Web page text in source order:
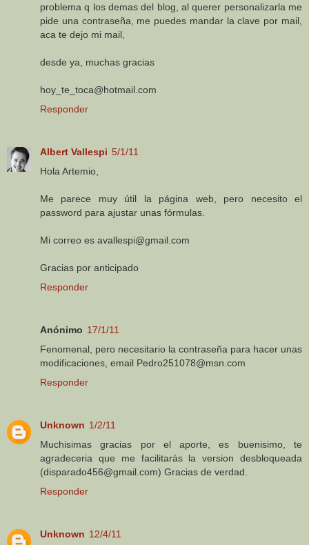
problema q los demas del blog, al querer personalizarla me
pide una contraseña, me puedes mandar la clave por mail,
aca te dejo mi mail,
desde ya, muchas gracias
hoy_te_toca@hotmail.com
Responder
Albert Vallespi 5/1/11
Hola Artemio,
Me parece muy útil la página web, pero necesito el
password para ajustar unas fórmulas.
Mi correo es avallespi@gmail.com
Gracias por anticipado
Responder
Anónimo 17/1/11
Fenomenal, pero necesitario la contraseña para hacer unas
modificaciones, email Pedro251078@msn.com
Responder
Unknown 1/2/11
Muchisimas gracias por el aporte, es buenisimo, te
agradeceria que me facilitarás la version desbloqueada
(disparado456@gmail.com) Gracias de verdad.
Responder
Unknown 12/4/11